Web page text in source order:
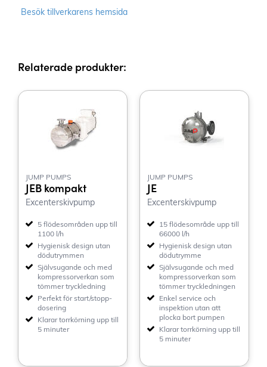
Besök tillverkarens hemsida
Relaterade produkter:
JUMP PUMPS
JEB kompakt
Excenterskivpump
5 flödesområden upp till
1100 l/h
Hygienisk design utan
dödutrymmen
Självsugande och med
kompressorverkan som
tömmer tryckledning
Perfekt för start/stopp-
dosering
Klarar torrkörning upp till
5 minuter
JUMP PUMPS
JE
Excenterskivpump
15 flödesområde upp till
66000 l/h
Hygienisk design utan
dödutrymme
Självsugande och med
kompressorverkan som
tömmer tryckledningen
Enkel service och
inspektion utan att
plocka bort pumpen
Klarar torrkörning upp till
5 minuter